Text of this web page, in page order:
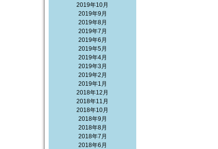
2019年10月
2019年9月
2019年8月
2019年7月
2019年6月
2019年5月
2019年4月
2019年3月
2019年2月
2019年1月
2018年12月
2018年11月
2018年10月
2018年9月
2018年8月
2018年7月
2018年6月